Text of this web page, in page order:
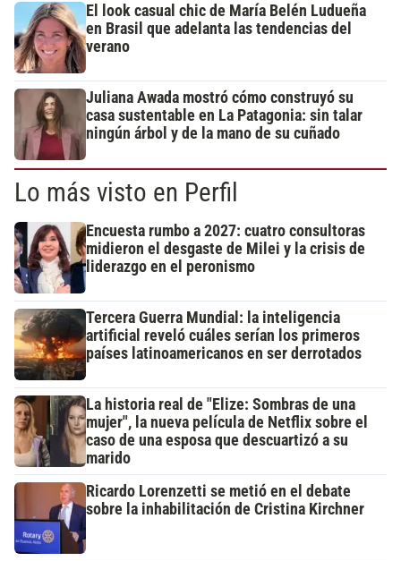
El look casual chic de María Belén Ludueña
en Brasil que adelanta las tendencias del
verano
Juliana Awada mostró cómo construyó su
casa sustentable en La Patagonia: sin talar
ningún árbol y de la mano de su cuñado
Lo más visto en Perfil
Encuesta rumbo a 2027: cuatro consultoras
midieron el desgaste de Milei y la crisis de
liderazgo en el peronismo
Tercera Guerra Mundial: la inteligencia
artificial reveló cuáles serían los primeros
países latinoamericanos en ser derrotados
La historia real de "Elize: Sombras de una
mujer", la nueva película de Netflix sobre el
caso de una esposa que descuartizó a su
marido
Ricardo Lorenzetti se metió en el debate
sobre la inhabilitación de Cristina Kirchner